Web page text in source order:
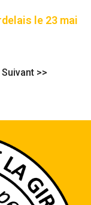
le 23 mai
Suivant >>